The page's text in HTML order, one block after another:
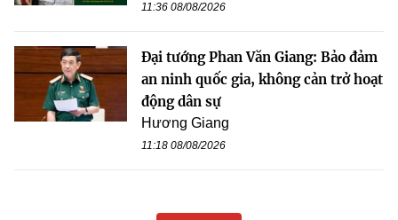
11:36 08/08/2026
Đại tướng Phan Văn Giang: Bảo đảm
an ninh quốc gia, không cản trở hoạt
động dân sự
Hương Giang
11:18 08/08/2026